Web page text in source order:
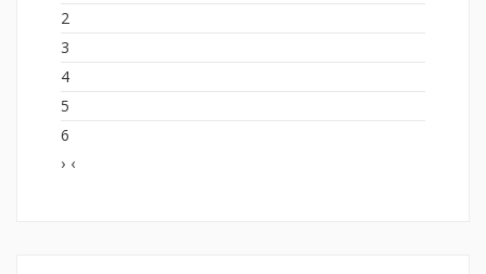
2
3
4
5
6
› ‹